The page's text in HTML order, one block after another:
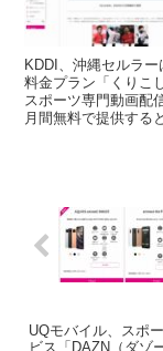
KDDI、沖縄セルラ
料金プラン「くりこ
スポーツ専門動画配
月間無料で提供する
UQモバイル、スポ
ビス「DAZN（ダゾ